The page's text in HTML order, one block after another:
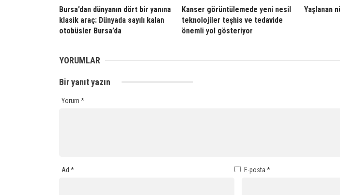
Bursa’dan dünyanın dört bir yanına
klasik araç: Dünyada sayılı kalan
otobüsler Bursa’da
Kanser görüntülemede yeni nesil
teknolojiler teşhis ve tedavide
önemli yol gösteriyor
Yaşlanan
YORUMLAR
Bir yanıt yazın
Yorum *
Ad * E-posta *